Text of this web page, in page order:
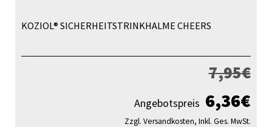
KOZIOL® SICHERHEITSTRINKHALME CHEERS
7,95€
Angebotspreis 6,36€
Zzgl. Versandkosten, Inkl. Ges. MwSt.